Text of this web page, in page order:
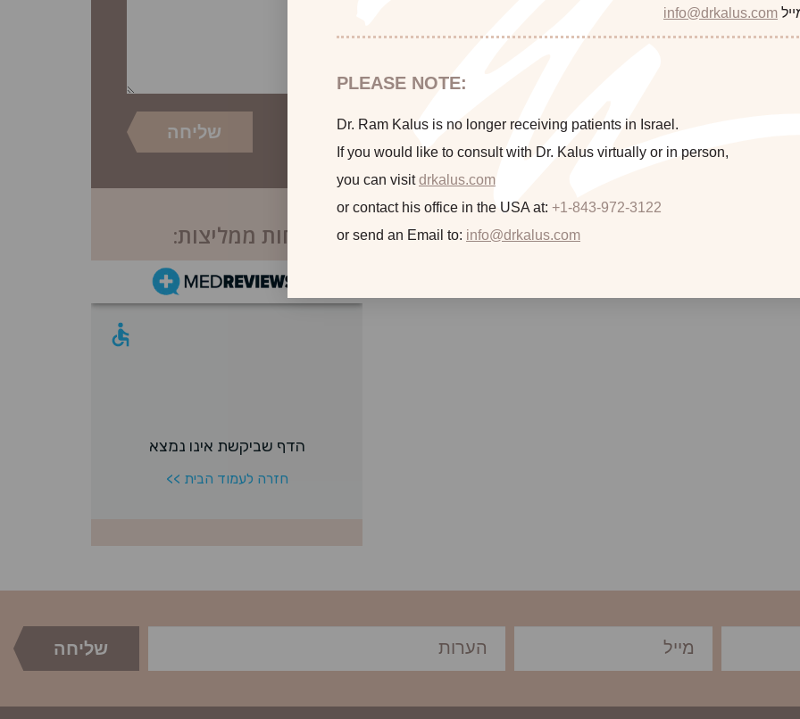
לקוחות ממליצות:
info@drkalus.com
PLEASE NOTE:
Dr. Ram Kalus is no longer receiving patients in Israel.
If you would like to consult with Dr. Kalus virtually or in person,
you can visitdrkalus.com
or contact his office in the USA at: +1-843-972-3122
or send an Email to: info@drkalus.com